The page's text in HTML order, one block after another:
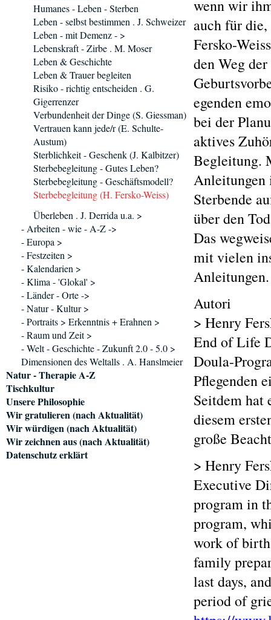
wenn wir
auch für
Fersko-
den Weg
egenden
bei der
aktives
Begleitung.
Anleitungen
Sterbende
über den
Das
mit vielen
Anleitungen.
Autori
> Henry
End of Life
Doula-
Pflegenden
Seitdem hat
diesem
große
> Henry
Executive
program in
program,
work of
family
last days,
period of
Humanes - Leben - Sterben
Leben - selbst bestimmen . J. Schweizer
Leben - mit Demenz - >
Lebenskraft - Zirbe . M. Moser
Leben & Geschichte
Leben & Trauer begleiten
Risiko - richtig entscheiden . G.
Gigerrenzer
Verbundenheit der Dinge (S. Giessman)
Vertrauen kann jede/r (E. Schulte-
Austum)
Sterblichkeit - Geschenk (J. Kalbitzer)
Sterbebegleitung - Gutes Leben?
Sterbebegleitung - Geschäftsmodell?
Sterbebegleitung (H. Fersko-Weiss)
Überleben . J. Derrida u.a. >
- Arbeiten - wie - A-Z ->
- Europa >
- Festzeiten >
- Kalendarien >
- Klima - 'Glokal' >
- Länder - Orte ->
- Natur - Kultur >
- Portraits > Erkenntnis + Erahnen >
- Raum und Zeit >
- Welt - Geschichte - Zukunft 2.0 - 5.0 >
Dimensionen des Weltalls . A. Hanslmeier
Natur - Therapie A-Z
Tischkultur
Unsere Philosophie
Wir gratulieren (nach Aktualität)
Wir würdigen (nach Aktualität)
Wir zeichnen aus (nach Aktualität)
Datenschutz erklärt